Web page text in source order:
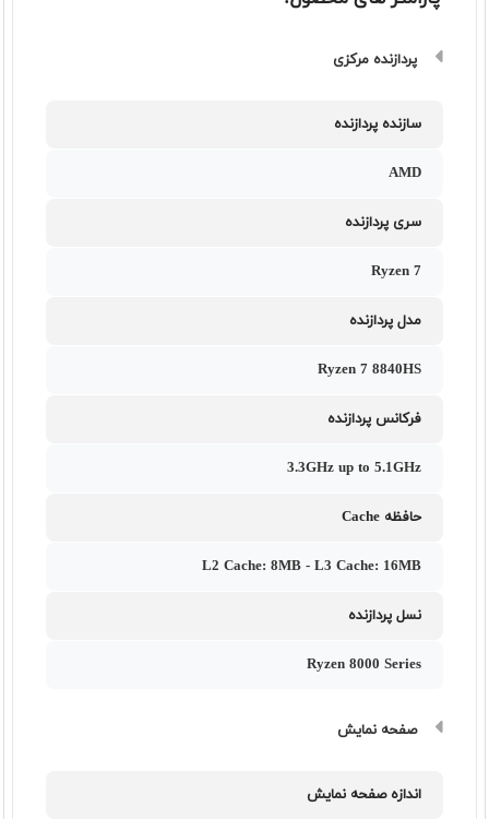
پردازنده مرکزی
سازنده پردازنده
AMD
سری پردازنده
Ryzen 7
مدل پردازنده
Ryzen 7 8840HS
فرکانس پردازنده
3.3GHz up to 5.1GHz
حافظه Cache
L2 Cache: 8MB - L3 Cache: 16MB
نسل پردازنده
Ryzen 8000 Series
صفحه نمایش
اندازه صفحه نمایش